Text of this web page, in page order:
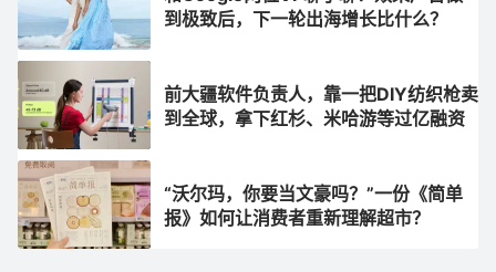
到极致后，下一轮出海增长比什么？
前大疆软件负责人，靠一把DIY纺织枪卖
到全球，拿下红杉、米哈游等过亿融资
“沃尔玛，你要当文豪吗？”一份《简单
报》如何让消费者重新理解超市？